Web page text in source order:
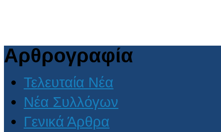
Αρθρογραφία
Τελευταία Νέα
Νέα Συλλόγων
Γενικά Άρθρα